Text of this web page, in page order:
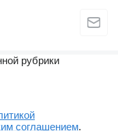
рубрики
соглашением.